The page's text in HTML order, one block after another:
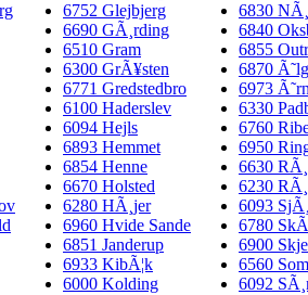
6752 Glejbjerg
6690 GÃ¸rding
6510 Gram
6300 GrÃ¥sten
6771 Gredstedbro
6100 Haderslev
6094 Hejls
6893 Hemmet
6854 Henne
6670 Holsted
6280 HÃ¸jer
6960 Hvide Sande
6851 Janderup
6933 KibÃ¦k
6000 Kolding
6830
6840
6855
6870
6973
6330
6760
6950
6630
6230
6093
6780
6900
6560
6092